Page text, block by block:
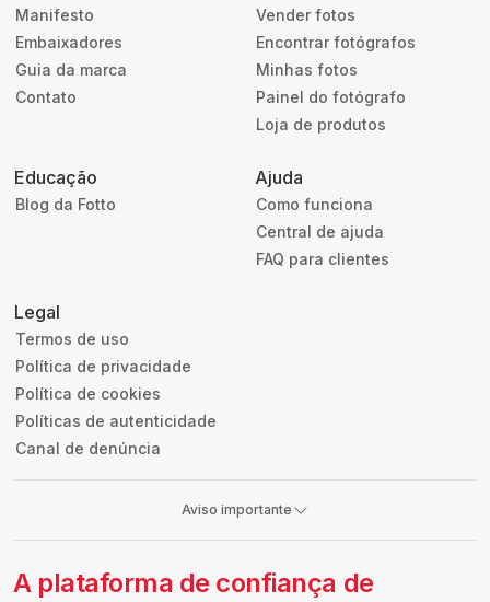
Manifesto
Embaixadores
Guia da marca
Contato
Vender fotos
Encontrar fotógrafos
Minhas fotos
Painel do fotógrafo
Loja de produtos
Educação
Blog da Fotto
Ajuda
Como funciona
Central de ajuda
FAQ para clientes
Legal
Termos de uso
Política de privacidade
Política de cookies
Políticas de autenticidade
Canal de denúncia
Aviso importante
A plataforma de confiança de